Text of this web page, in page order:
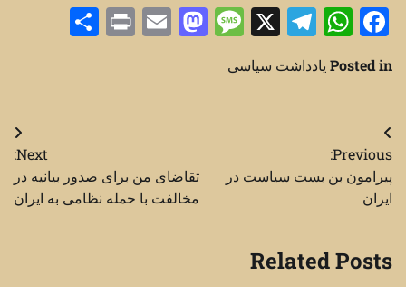
Facebook
WhatsApp
Telegram
X
Message
Mastodon
Email
Print
Posted in یادداشت سیاسی
راهبری
نوشته
Previous:
پیرامون بن بست سیاست در
ایران
Next:
تقاضای من برای صدور بیانیه در
مخالفت با حمله نظامی به ایران
Related Posts